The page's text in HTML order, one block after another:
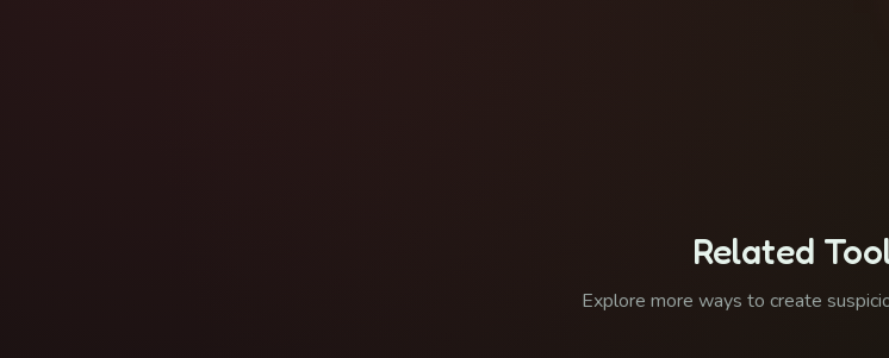
Related
Explore more ways to create